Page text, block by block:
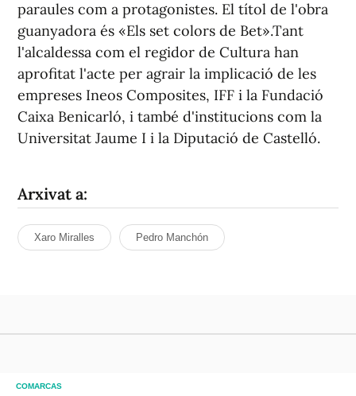
paraules com a protagonistes. El títol de l'obra
guanyadora és «Els set colors de Bet».Tant
l'alcaldessa com el regidor de Cultura han
aprofitat l'acte per agrair la implicació de les
empreses Ineos Composites, IFF i la Fundació
Caixa Benicarló, i també d'institucions com la
Universitat Jaume I i la Diputació de Castelló.
Arxivat a:
Xaro Miralles Pedro Manchón
COMARCAS